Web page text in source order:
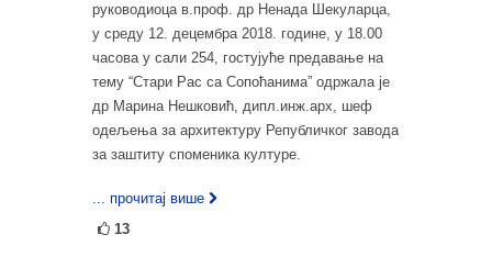
руководиоца в.проф. др Ненада Шекуларца,
у среду 12. децембра 2018. године, у 18.00
часова у сали 254, гостујуће предавање на
тему “Стари Рас са Сопоћанима” одржала је
др Марина Нешковић, дипл.инж.арх, шеф
одељења за архитектуру Републичког завода
за заштиту споменика културе.
... прочитај више
13